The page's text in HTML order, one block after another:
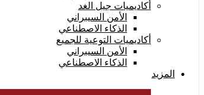
أكاديميات جيل الغد
الأمن السيبراني
الذكاء الاصطناعي
أكاديميات التوعية للجميع
الأمن السيبراني
الذكاء الاصطناعي
المزيد